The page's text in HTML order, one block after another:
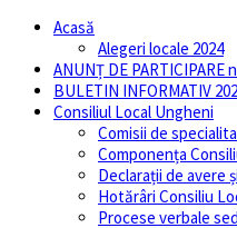
Acasă
Alegeri locale 2024
ANUNȚ DE
BULETIN INFORMATIV
Consiliul Local Ungheni
Comisii de
Componența
Declarații de avere
Hotărâri Consiliu
Procese verbale